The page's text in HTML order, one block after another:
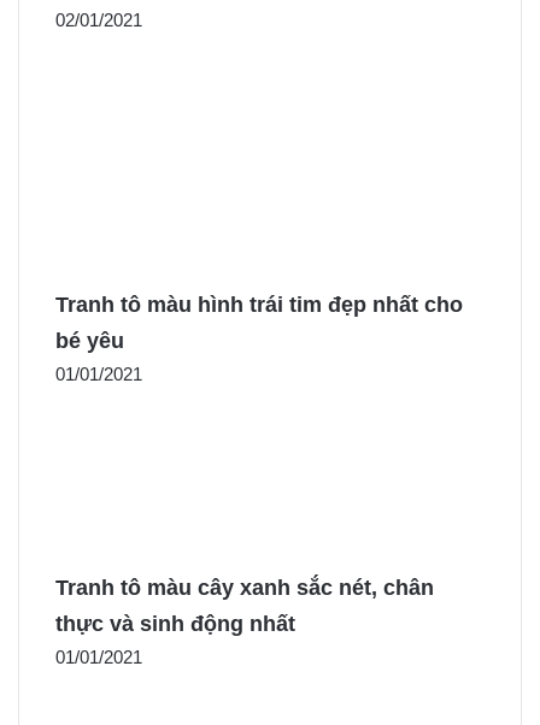
02/01/2021
Tranh tô màu hình trái tim đẹp nhất cho
bé yêu
01/01/2021
Tranh tô màu cây xanh sắc nét, chân
thực và sinh động nhất
01/01/2021